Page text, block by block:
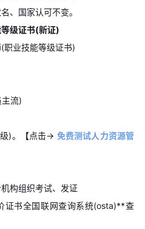
、国家认可不变。
级证书(新证)
职业技能等级证书)
流)
)。
【点击→ 免费测试人力资源管
构组织考试、发证
证书全国联网查询系统(osta)**查